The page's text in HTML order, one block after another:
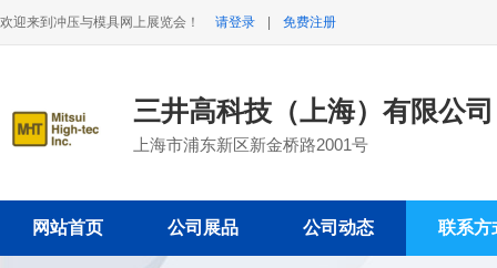
欢迎来到冲压与模具网上展览会！ 请登录 免费注册
三井高科技（上海）有限公司
上海市浦东新区新金桥路2001号
网站首页 公司展品 公司动态 联系方